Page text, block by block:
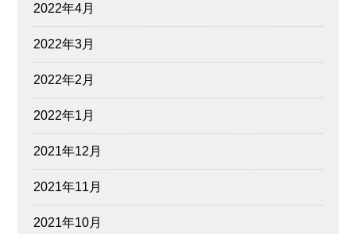
2022年4月
2022年3月
2022年2月
2022年1月
2021年12月
2021年11月
2021年10月